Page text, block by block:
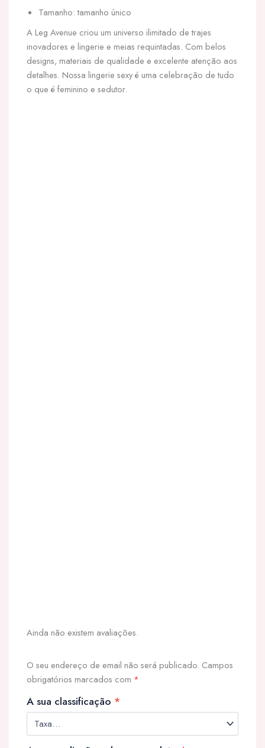
Tamanho: tamanho único
A Leg Avenue criou um universo ilimitado de trajes
inovadores e lingerie e meias requintadas. Com belos
designs, materiais de qualidade e excelente atenção aos
detalhes. Nossa lingerie sexy é uma celebração de tudo
o que é feminino e sedutor.
Ainda não existem avaliações.
O seu endereço de email não será publicado. Campos
obrigatórios marcados com *
A sua classificação *